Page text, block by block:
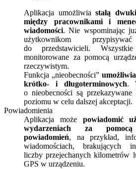
Aplikacja umożliwia stałą
między pracownikami i
wiadomości. Nie wspominając
użytkownikom
do przedstawicieli.
monitorowane za pomocą
rzeczywistym.
Funkcja „nieobecności”
krótko- i długoterminowych.
o nieobecności są
poziomu w celu dalszej akceptacji.
Powiadomienia
Aplikacja może powiadomić
wydarzeniach za
powiadomień, na przykład,
wiadomościach, brakujących
liczby przejechanych kilometrów
GPS w urządzeniu.